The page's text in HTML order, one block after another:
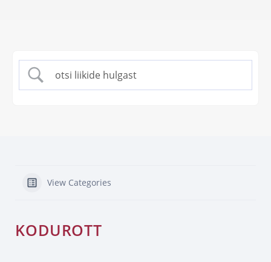
View Categories
KODUROTT